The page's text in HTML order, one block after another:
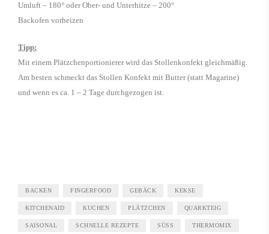
Umluft – 180° oder Ober- und Unterhitze – 200°
Backofen vorheizen
Tipp:
Mit einem Plätzchenportionierer wird das Stollenkonfekt gleichmäßig.
Am besten schmeckt das Stollen Konfekt mit Butter (statt Magarine)
und wenn es ca. 1 – 2 Tage durchgezogen ist.
BACKEN FINGERFOOD GEBÄCK KEKSE
KITCHENAID KUCHEN PLÄTZCHEN QUARKTEIG
SAISONAL SCHNELLE REZEPTE SÜSS THERMOMIX